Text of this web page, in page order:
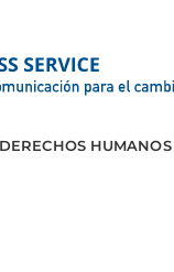
DERECHOS HUMANOS